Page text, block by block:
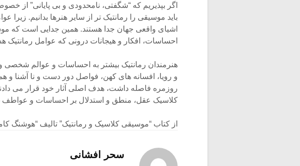
اگر بپذیریم که “شگفتی، نامحدودی و بی پایانی” از
باید موسیقی را رمانتیک تر از سایر هنرها بدانیم. زیرا
اشیای واقعی جهان جدا هستند. همین جدایی است که
احساسات، افکار و هیجانات درونی که عوامل رمانتیک
هنرمندان رمانتیک بیشتر به احساسات و عوالم شخصی و
و رویا، افسانه های کهن، فواصل دور دست و نا آشنا و
روزمره فاصله داشت، هدف اصلی آثار خود قرار می
کلاسیک عقل، منطق و استدلال بر احساسات و عواطف
از کتاب “موسیقی کلاسیک و رمانتیک” تالیف “هوشنگ
سحر افشانی